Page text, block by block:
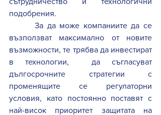
подобрения.
За да може компаниите да се
възползват максимално от новите
възможности, те трябва да инвестират
в технологии,  да съгласуват
дългосрочните стратегии с
променящите се регулаторни
условия, като постоянно поставят с
най-висок приоритет защитата на